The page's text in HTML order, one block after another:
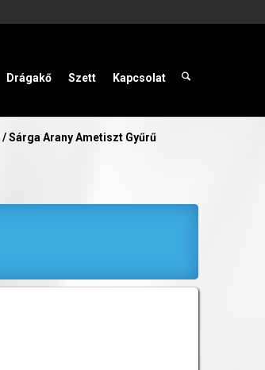
Drágakő Szett Kapcsolat
/ Sárga Arany Ametiszt Gyűrű